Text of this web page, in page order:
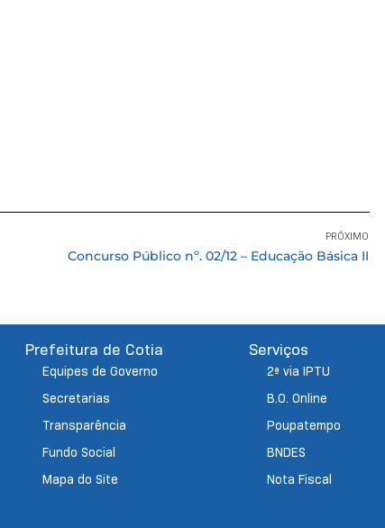
PRÓXIMO
Concurso Público nº. 02/12 – Educação Básica II
Prefeitura de Cotia
Equipes de Governo
Secretarias
Transparência
Fundo Social
Mapa do Site
Serviços
2ª via IPTU
B.O. Online
Poupatempo
BNDES
Nota Fiscal